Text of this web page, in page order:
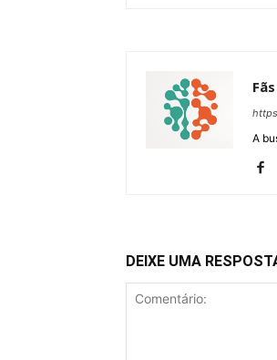
A
DEIXE UMA